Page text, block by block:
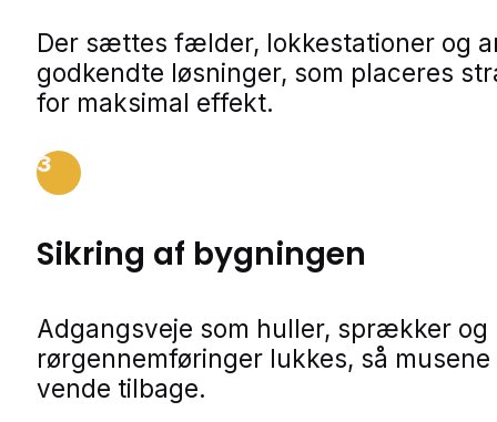
Der sættes fælder, lokkestationer og
godkendte løsninger, som placeres
for maksimal effekt.
3
Sikring af bygningen
Adgangsveje som huller, sprækker og
rørgennemføringer lukkes, så
vende tilbage.